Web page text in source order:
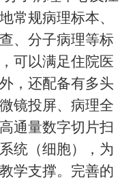
常规病理标本、
、分子病理等标
可以满足住院医
，还配备有多头
镜投屏、病理全
通量数字切片扫
统（细胞），为
学支撑。完善的